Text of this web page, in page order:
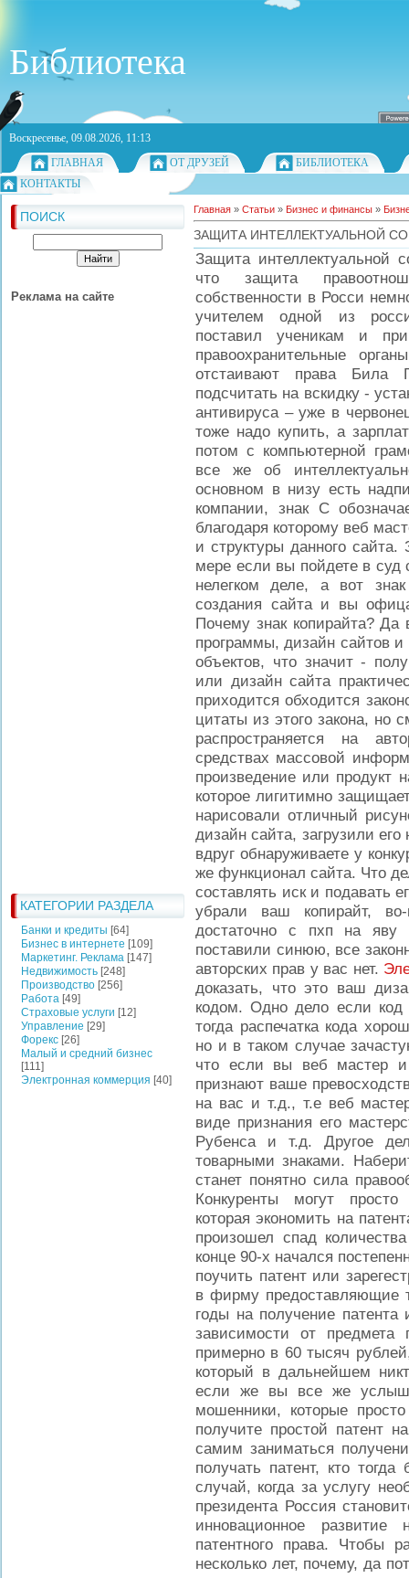
Библиотека
Воскресенье, 09.08.2026, 11:13
ГЛАВНАЯ
ОТ ДРУЗЕЙ
БИБЛИОТЕКА
КОНТАКТЫ
ПОИСК
Реклама на сайте
КАТЕГОРИИ РАЗДЕЛА
Банки и кредиты [64]
Бизнес в интернете [109]
Маркетинг. Реклама [147]
Недвижимость [248]
Производство [256]
Работа [49]
Страховые услуги [12]
Управление [29]
Форекс [26]
Малый и средний бизнес
[111]
Электронная коммерция [40]
Главная » Статьи » Бизнес и финансы »
ЗАЩИТА ИНТЕЛЛЕКТУАЛЬНОЙ
Защита интеллектуальной
что защита
собственности в Росси
учителем одной из
поставил ученикам и
правоохранительные
отстаивают права Била
подсчитать на вскидку -
антивируса – уже в
тоже надо купить, а
потом с компьютерной
все же об
основном в низу есть
компании, знак С
благодаря которому веб
и структуры данного
мере если вы пойдете в суд
нелегком деле, а вот
создания сайта и вы
Почему знак копирайта? Да
программы, дизайн сайтов и
объектов, что значит -
или дизайн сайта
приходится обходится
цитаты из этого закона, но
распространяется на
средствах массовой
произведение или продукт
которое лигитимно
нарисовали отличный
дизайн сайта, загрузили
вдруг обнаруживаете у
же функционал сайта. Что
составлять иск и подавать
убрали ваш копирайт,
достаточно с пхп на яву
поставили синюю, все
авторских прав у вас нет.
доказать, что это ваш
кодом. Одно дело если код
тогда распечатка кода
но и в таком случае
что если вы веб мастер и
признают ваше
на вас и т.д., т.е веб
виде признания его
Рубенса и т.д. Другое
товарными знаками.
станет понятно сила
Конкуренты могут просто
которая экономить на
произошел спад
конце 90-х начался
поучить патент или
в фирму предоставляющие
годы на получение
зависимости от предмета
примерно в 60 тысяч
который в дальнейшем
если же вы все же
мошенники, которые
получите простой патент
самим заниматься
получать патент, кто
случай, когда за услугу
президента Россия
инновационное
патентного права. Чтобы
несколько лет, почему, да